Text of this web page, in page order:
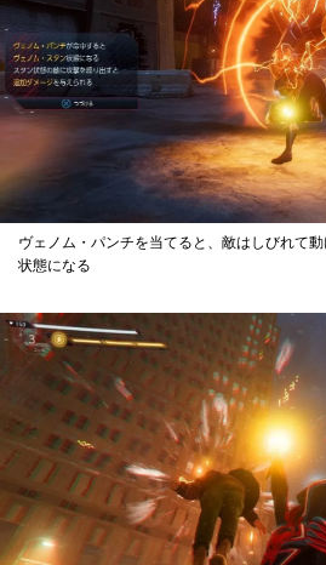
ヴェノム・パンチを当てると、敵はしびれて動
状態になる